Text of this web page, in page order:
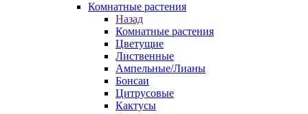
Комнатные растения
Назад
Комнатные растения
Цветущие
Лиственные
Ампельные/Лианы
Бонсаи
Цитрусовые
Кактусы